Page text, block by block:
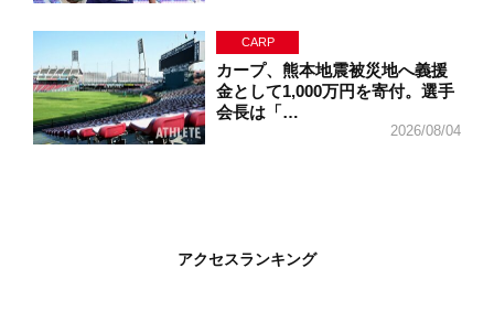
CARP
カープ、熊本地震被災地へ義援
金として1,000万円を寄付。選手
会長は「…
2026/08/04
アクセスランキング